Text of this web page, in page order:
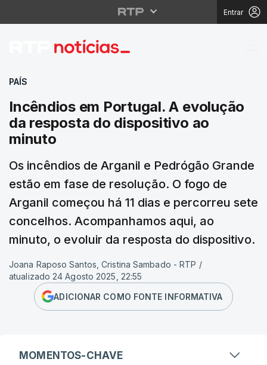
Entrar
Incêndios em
PAÍS
Incêndios em Portugal. A evolução
da resposta do dispositivo ao
minuto
Os incêndios de Arganil e Pedrógão Grande
estão em fase de resolução. O fogo de
Arganil começou há 11 dias e percorreu sete
concelhos. Acompanhamos aqui, ao
minuto, o evoluir da resposta do dispositivo.
Joana Raposo Santos, Cristina Sambado - RTP /
atualizado 24 Agosto 2025, 22:55
ADICIONAR COMO FONTE INFORMATIVA
MOMENTOS-CHAVE